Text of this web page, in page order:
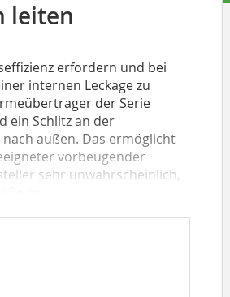
leiten
erfordern und bei
internen Leckage zu
der Serie
ein Schlitz an der
außen. Das ermöglicht
vorbeugender
sehr unwahrscheinlich,